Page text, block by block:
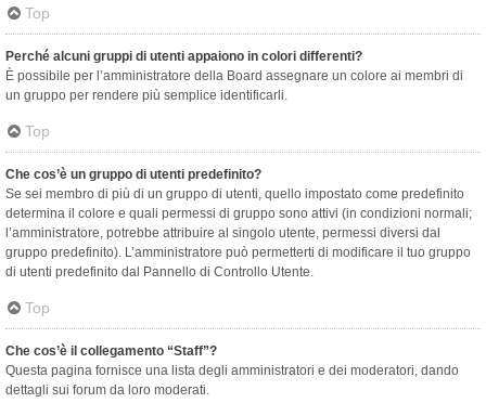
Top
Perché alcuni gruppi di utenti appaiono in colori differenti?
È possibile per l’amministratore della Board assegnare un colore ai membri di
un gruppo per rendere più semplice identificarli.
Top
Che cos’è un gruppo di utenti predefinito?
Se sei membro di più di un gruppo di utenti, quello impostato come predefinito
determina il colore e quali permessi di gruppo sono attivi (in condizioni normali;
l’amministratore, potrebbe attribuire al singolo utente, permessi diversi dal
gruppo predefinito). L’amministratore può permetterti di modificare il tuo gruppo
di utenti predefinito dal Pannello di Controllo Utente.
Top
Che cos’è il collegamento “Staff”?
Questa pagina fornisce una lista degli amministratori e dei moderatori, dando
dettagli sui forum da loro moderati.